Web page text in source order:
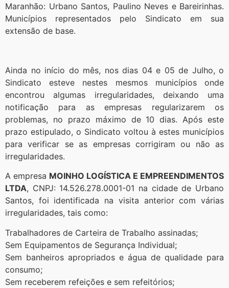
Maranhão: Urbano Santos, Paulino Neves e Bareirinhas.
Municípios representados pelo Sindicato em sua
extensão de base.
Ainda no início do mês, nos dias 04 e 05 de Julho, o
Sindicato esteve nestes mesmos municípios onde
encontrou algumas irregularidades, deixando uma
notificação para as empresas regularizarem os
problemas, no prazo máximo de 10 dias. Após este
prazo estipulado, o Sindicato voltou à estes municípios
para verificar se as empresas corrigiram ou não as
irregularidades.
A empresa MOINHO LOGÍSTICA E EMPREENDIMENTOS
LTDA, CNPJ: 14.526.278.0001-01 na cidade de Urbano
Santos, foi identificada na visita anterior com várias
irregularidades, tais como:
Trabalhadores de Carteira de Trabalho assinadas;
Sem Equipamentos de Segurança Individual;
Sem banheiros apropriados e água de qualidade para
consumo;
Sem receberem refeições e sem refeitórios;